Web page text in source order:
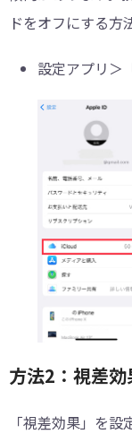
ドをオフにする方
設定アプリ＞
方法2：視差
「視差効果」を